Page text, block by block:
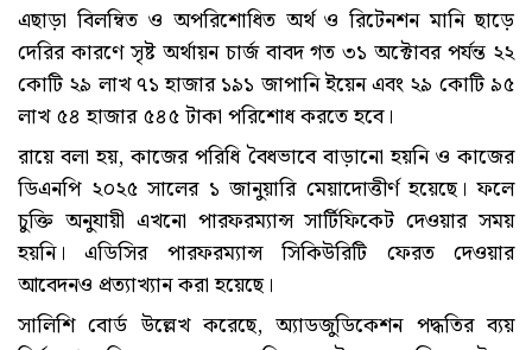
এছাড়া বিলম্বিত ও অপরিশোধিত অর্থ ও রিটেনশন মানি ছাড়ে
দেরির কারণে সৃষ্ট অর্থায়ন চার্জ বাবদ গত ৩১ অক্টোবর পর্যন্ত ২২
কোটি ২৯ লাখ ৭১ হাজার ১৯১ জাপানি ইয়েন এবং ২৯ কোটি ৯৫
লাখ ৫৪ হাজার ৫৪৫ টাকা পরিশোধ করতে হবে।
রায়ে বলা হয়, কাজের পরিধি বৈধভাবে বাড়ানো হয়নি ও কাজের
ডিএনপি ২০২৫ সালের ১ জানুয়ারি মেয়াদোত্তীর্ণ হয়েছে। ফলে
চুক্তি অনুযায়ী এখনো পারফরম্যান্স সার্টিফিকেট দেওয়ার সময়
হয়নি। এডিসির পারফরম্যান্স সিকিউরিটি ফেরত দেওয়ার
আবেদনও প্রত্যাখ্যান করা হয়েছে।
সালিশি বোর্ড উল্লেখ করেছে, অ্যাডজুডিকেশন পদ্ধতির ব্যয়